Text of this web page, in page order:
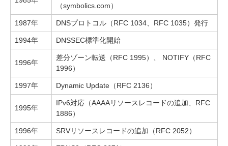
（symbolics.com）
1987年 DNSプロトコル（RFC 1034、RFC 1035）発行
1994年 DNSSEC標準化開始
1996年
差分ゾーン転送（RFC 1995）、 NOTIFY（RFC
1996）
1997年 Dynamic Update（RFC 2136）
1995年
IPv6対応（AAAAリソースレコードの追加、RFC
1886）
1996年 SRVリソースレコードの追加（RFC 2052）